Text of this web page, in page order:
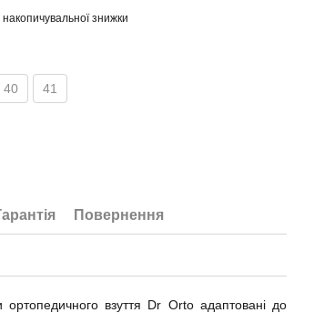
знижки
40 41
Повернення
ортопедичного взуття Dr Orto адаптовані до